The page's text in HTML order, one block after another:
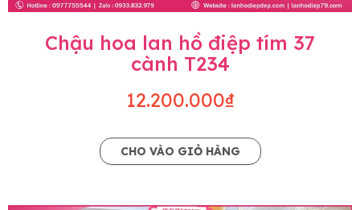
Chậu hoa lan hồ điệp tím 37
cành T234
12.200.000₫
CHO VÀO GIỎ HÀNG